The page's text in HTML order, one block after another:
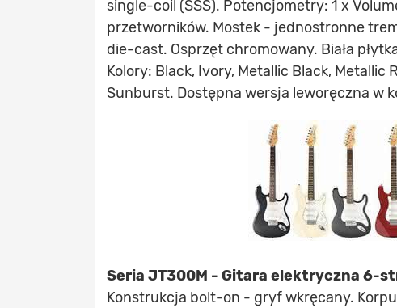
single-coil (SSS). Potencjometry: 1 x
przetworników. Mostek - jednostronne
die-cast. Osprzęt chromowany. Biała
Kolory: Black, Ivory, Metallic Black, Metallic
Sunburst. Dostępna wersja leworęczna w
Seria JT300M - Gitara elektryczna 6-
Konstrukcja bolt-on - gryf wkręcany.